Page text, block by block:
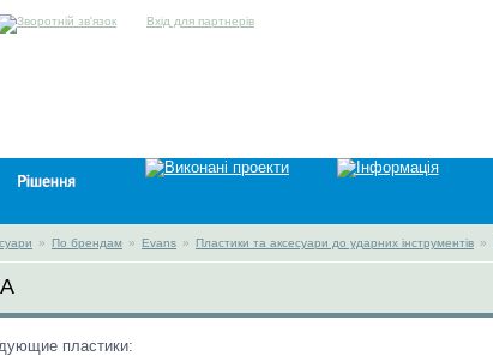
Вхід для партнерів
» По брендам » Evans » Пластики та аксесуари до ударних інструментів »
пластики: